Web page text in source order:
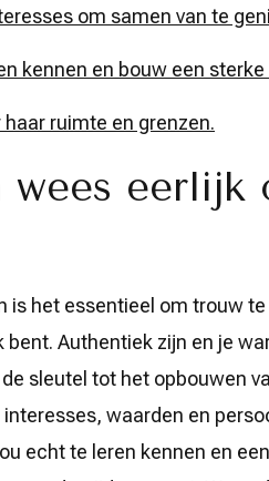
om samen van te
kennen en bouw een sterke
ruimte en grenzen.
wees eerlijk
is het essentieel om trouw
Authentiek zijn en je
sleutel tot het opbouwen
waarden en
echt te leren kennen en